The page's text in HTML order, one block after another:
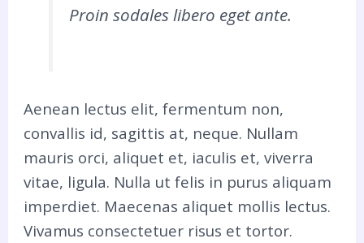
Proin sodales libero eget ante.
Aenean lectus elit, fermentum non,
convallis id, sagittis at, neque. Nullam
mauris orci, aliquet et, iaculis et, viverra
vitae, ligula. Nulla ut felis in purus aliquam
imperdiet. Maecenas aliquet mollis lectus.
Vivamus consectetuer risus et tortor.